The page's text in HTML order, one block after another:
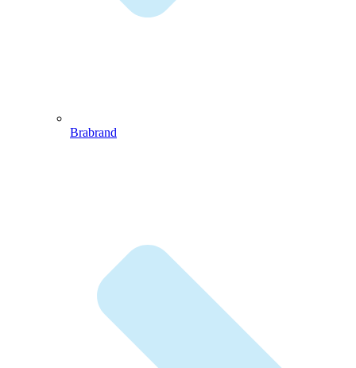
Brabrand